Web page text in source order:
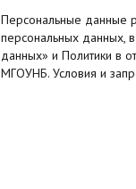
Персональные данные
персональных данных,
данных» и Политики в
МГОУНБ. Условия и